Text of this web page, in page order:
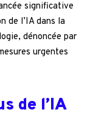
significative
de l’IA dans la
dénoncée par
urgentes
de l’IA